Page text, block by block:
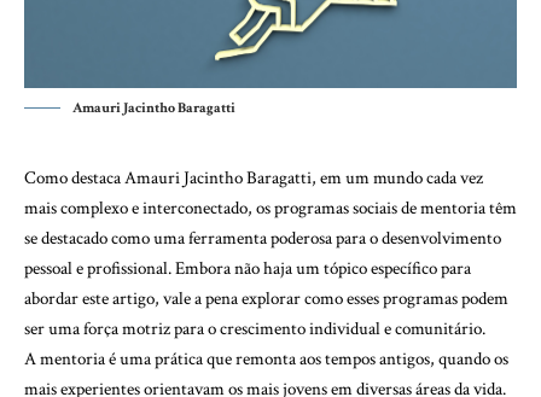
Amauri Jacintho Baragatti
Como destaca Amauri Jacintho Baragatti, em um mundo cada vez
mais complexo e interconectado, os programas sociais de mentoria têm
se destacado como uma ferramenta poderosa para o desenvolvimento
pessoal e profissional. Embora não haja um tópico específico para
abordar este artigo, vale a pena explorar como esses programas podem
ser uma força motriz para o crescimento individual e comunitário.
A mentoria é uma prática que remonta aos tempos antigos, quando os
mais experientes orientavam os mais jovens em diversas áreas da vida.